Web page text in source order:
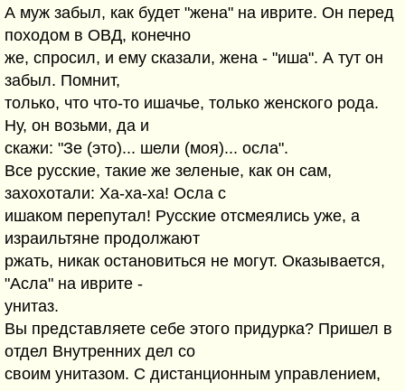
А муж забыл, как будет "жена" на иврите. Он перед
походом в ОВД, конечно
же, спросил, и ему сказали, жена - "иша". А тут он
забыл. Помнит,
только, что что-то ишачье, только женского рода.
Ну, он возьми, да и
скажи: "Зе (это)... шели (моя)... осла".
Все русские, такие же зеленые, как он сам,
захохотали: Ха-ха-ха! Осла с
ишаком перепутал! Русские отсмеялись уже, а
израильтяне продолжают
ржать, никак остановиться не могут. Оказывается,
"Асла" на иврите -
унитаз.
Вы представляете себе этого придурка? Пришел в
отдел Внутренних дел со
своим унитазом. С дистанционным управлением,